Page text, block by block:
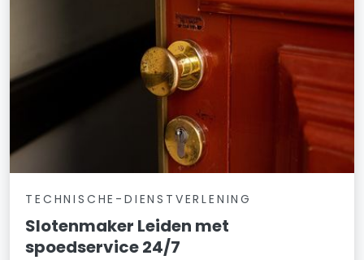
TECHNISCHE-DIENSTVERLENING
Slotenmaker Leiden met
spoedservice 24/7